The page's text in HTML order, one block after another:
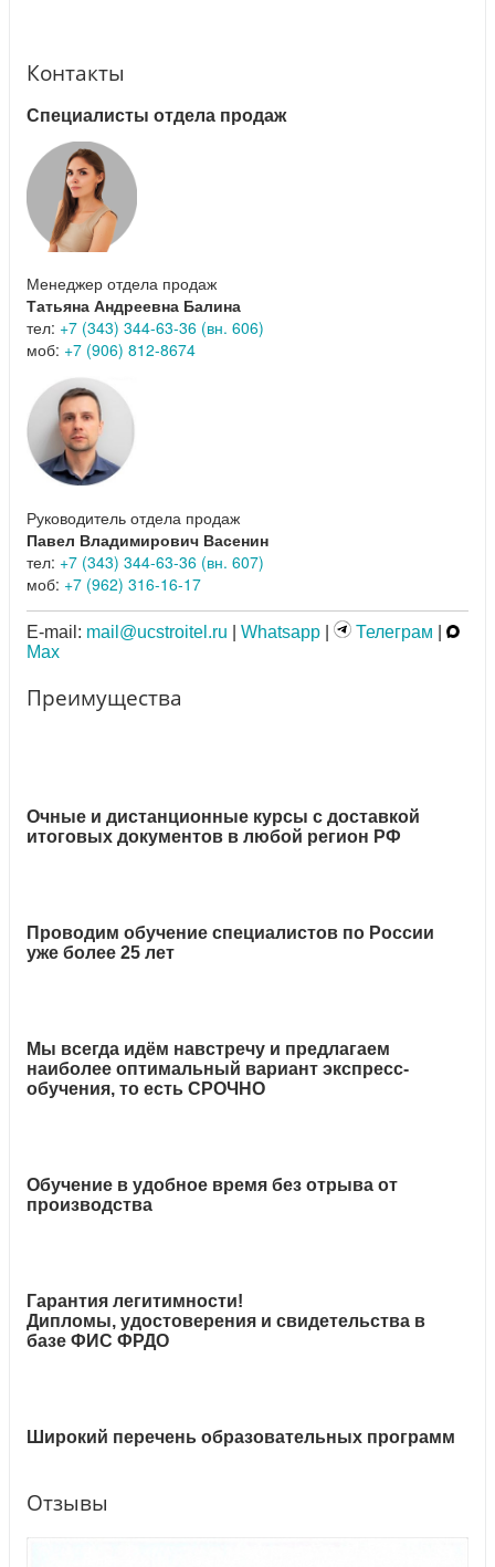
Контакты
Специалисты отдела продаж
Менеджер отдела продаж
Татьяна Андреевна Балина
тел: +7 (343) 344-63-36 (вн. 606)
моб: +7 (906) 812-8674
Руководитель отдела продаж
Павел Владимирович Васенин
тел: +7 (343) 344-63-36 (вн. 607)
моб: +7 (962) 316-16-17
E-mail: mail@ucstroitel.ru Whatsapp Телеграм
Max
Преимущества
Очные и дистанционные курсы с доставкой
итоговых документов в любой регион РФ
Проводим обучение специалистов по России
уже более 25 лет
Мы всегда идём навстречу и предлагаем
наиболее оптимальный вариант экспресс-
обучения, то есть СРОЧНО
Обучение в удобное время без отрыва от
производства
Гарантия легитимности!
Дипломы, удостоверения и свидетельства в
базе ФИС ФРДО
Широкий перечень образовательных программ
Отзывы